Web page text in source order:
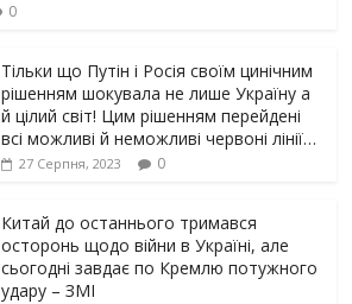
0
Тільки що Путін і Росія своїм цинічним
рішенням шoкyвaлa не лише Україну а
й цілий світ! Цим рішенням перейдені
всі можливі й неможливі червоні лінії…
27 Серпня, 2023 0
Китай до останнього тримався
осторонь щодо вiйни в Україні, але
сьогодні завдає по Кремлю потужного
yдарy – ЗМІ